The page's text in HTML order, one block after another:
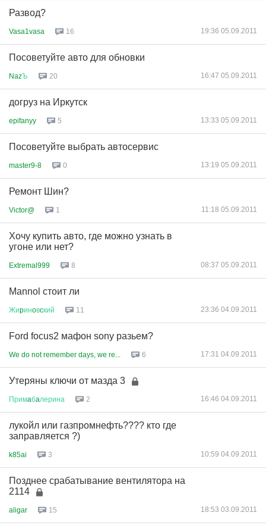
Развод?
Vasa1vasa 16 19:36 05.09.2011
Посоветуйте авто для обновки
NazЪ 20 16:47 05.09.2011
догруз на Иркутск
epifanyy 5 13:33 05.09.2011
Посоветуйте выбрать автосервис
master9-8 0 13:19 05.09.2011
Ремонт Шин?
Victor@ 1 11:18 05.09.2011
Хочу купить авто, где можно узнать в
угоне или нет?
Extremal999 8 08:37 05.09.2011
Mannol стоит ли
Жиpинoвcкий 11 23:36 04.09.2011
Ford focus2 мафон sony разьем?
We do not remember days, we re... 6 17:31 04.09.2011
Утеряны ключи от мазда 3
Примaбaлерина 2 16:46 04.09.2011
лукойл или газпромнефть???? кто где
заправляется ?)
k85ai 3 10:59 04.09.2011
Позднее срабатывание вентилятора на
2114
aligar 15 18:53 03.09.2011